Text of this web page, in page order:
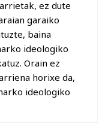
ez dute
garaiko
baina
ideologiko
Orain ez
horixe da,
ideologiko